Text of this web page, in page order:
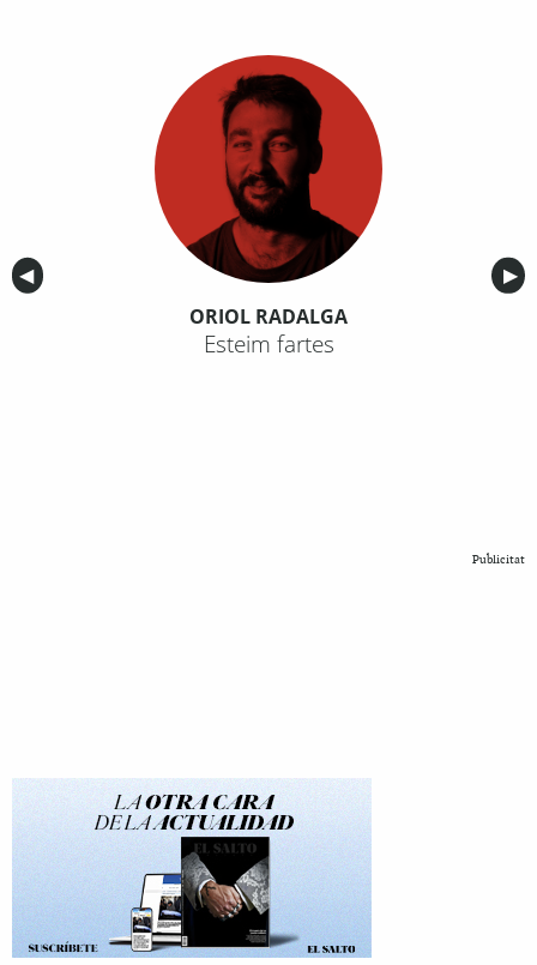
Anterior
◀︎ ▶︎
ORIOL RADALGA
Esteim fartes
Publicitat